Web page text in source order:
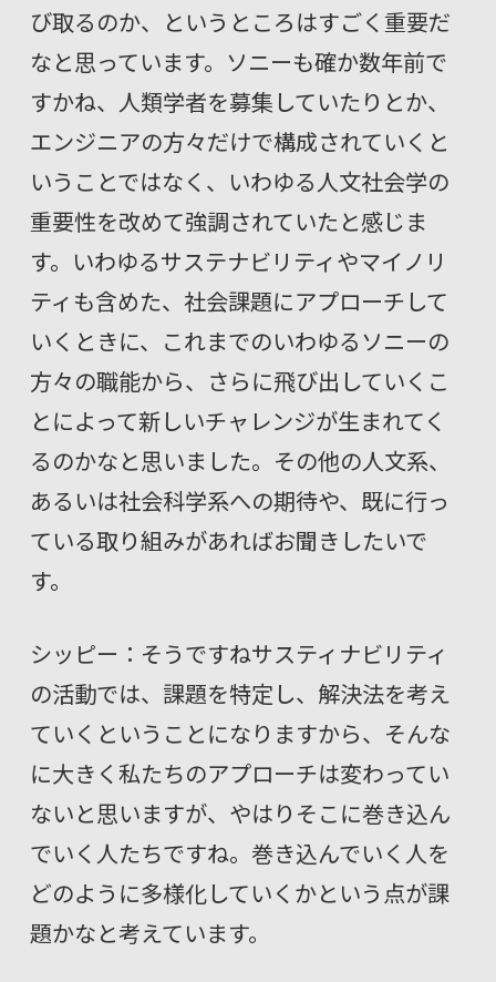
び取るのか、というところはすごく重要だ
なと思っています。ソニーも確か数年前で
すかね、人類学者を募集していたりとか、
エンジニアの方々だけで構成されていくと
いうことではなく、いわゆる人文社会学の
重要性を改めて強調されていたと感じま
す。いわゆるサステナビリティやマイノリ
ティも含めた、社会課題にアプローチして
いくときに、これまでのいわゆるソニーの
方々の職能から、さらに飛び出していくこ
とによって新しいチャレンジが生まれてく
るのかなと思いました。その他の人文系、
あるいは社会科学系への期待や、既に行っ
ている取り組みがあればお聞きしたいで
す。
シッピー：そうですねサスティナビリティ
の活動では、課題を特定し、解決法を考え
ていくということになりますから、そんな
に大きく私たちのアプローチは変わってい
ないと思いますが、やはりそこに巻き込ん
でいく人たちですね。巻き込んでいく人を
どのように多様化していくかという点が課
題かなと考えています。